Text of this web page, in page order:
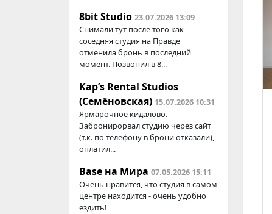
8bit Studio 23.07.2026 13:09
Снимали тут после того как
соседняя студия на Правде
отменила бронь в последний
момент. Позвонил в 8...
Kap’s Rental Studios
(Семёновская) 15.07.2026 10:31
Ярмарочное кидалово.
Забронирорвал студию через сайт
(т.к. по телефону в брони отказали),
оплатил...
Base на Мира 07.05.2026 15:11
Очень нравится, что студия в самом
центре находится - очень удобно
ездить!